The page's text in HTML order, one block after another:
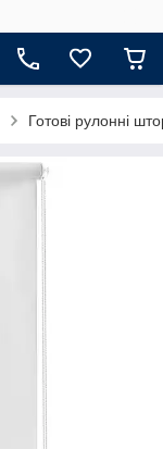
Готові рулонні